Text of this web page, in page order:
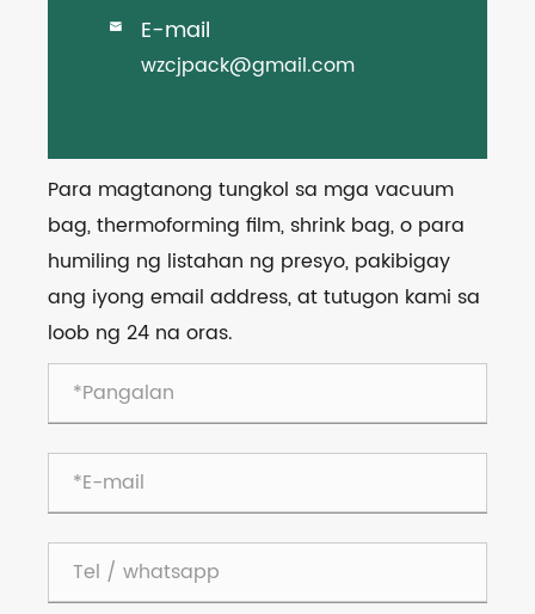
 E-mail
wzcjpack@gmail.com
Para magtanong tungkol sa mga vacuum
bag, thermoforming film, shrink bag, o para
humiling ng listahan ng presyo, pakibigay
ang iyong email address, at tutugon kami sa
loob ng 24 na oras.